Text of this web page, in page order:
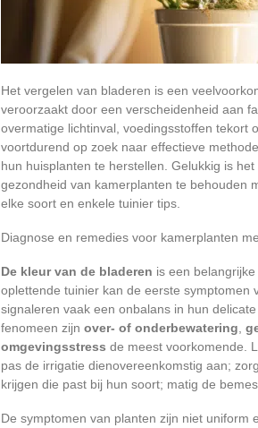
Het vergelen van bladeren is een
veroorzaakt door een verscheidenheid aan
overmatige lichtinval, voedingsstoffen tekort
voortdurend op zoek naar effectieve
hun huisplanten te herstellen. Gelukkig is
gezondheid van kamerplanten te behouden
elke soort en enkele tuinier tips.
Diagnose en remedies voor kamerplanten
De kleur van de bladeren is een
oplettende tuinier kan de eerste symptomen
signaleren vaak een onbalans in hun
fenomeen zijn over- of onderbewatering
omgevingsstress de meest voorkomende.
pas de irrigatie dienovereenkomstig aan;
krijgen die past bij hun soort; matig de
De symptomen van planten zijn niet uniform